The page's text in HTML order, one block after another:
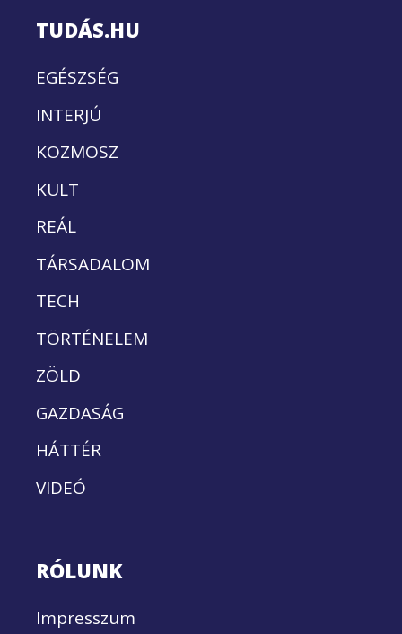
TUDÁS.HU
EGÉSZSÉG
INTERJÚ
KOZMOSZ
KULT
REÁL
TÁRSADALOM
TECH
TÖRTÉNELEM
ZÖLD
GAZDASÁG
HÁTTÉR
VIDEÓ
RÓLUNK
Impresszum